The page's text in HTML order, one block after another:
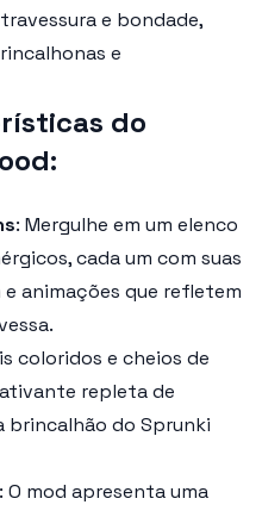
e bondade,
e
do
:
: Mergulhe em um elenco
cada um com suas
animações que refletem
coloridos e cheios de
repleta de
brincalhão do Sprunki
: O mod apresenta uma